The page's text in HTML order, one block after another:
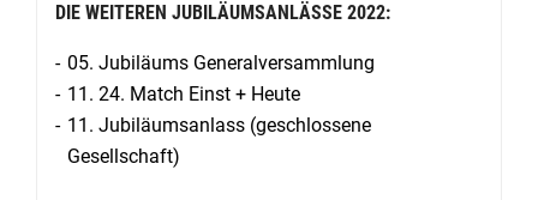
DIE WEITEREN JUBILÄUMSANLÄSSE 2022:
05. Jubiläums Generalversammlung
11. 24. Match Einst + Heute
11. Jubiläumsanlass (geschlossene
Gesellschaft)